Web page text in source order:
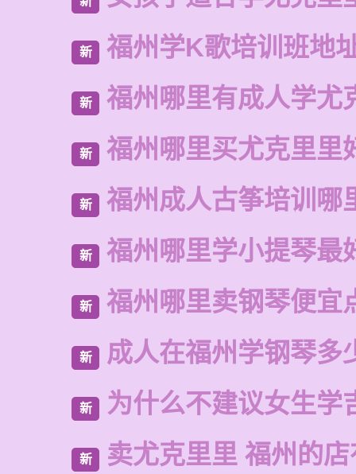
新 福州学K歌培训班地
新 福州哪里有成人学尤
新 福州哪里买尤克里里
新 福州成人古筝培训哪
新 福州哪里学小提琴最
新 福州哪里卖钢琴便宜
新 成人在福州学钢琴多
新 为什么不建议女生学
新 卖尤克里里 福州的